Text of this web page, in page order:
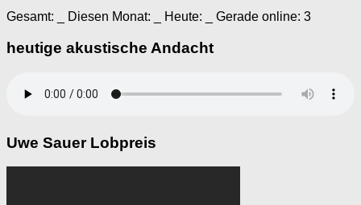
Gesamt: Diesen Monat: Heute: Gerade online: 3
heutige akustische Andacht
Uwe Sauer Lobpreis